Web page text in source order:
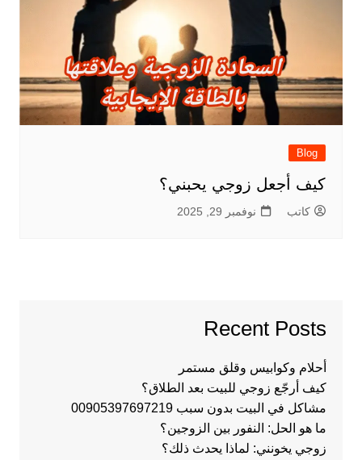
Blog
كيف أجعل زوجي يحبني؟
كاتب نوفمبر 29, 2025
Recent Posts
أحلام وكوابيس وقلق مستمر
كيف أرجّع زوجي للبيت بعد الطلاق؟
مشاكل في البيت بدون سبب 00905397697219
ما هو الحل: النفور بين الزوجين؟
زوجي يخونني: لماذا يحدث ذلك؟